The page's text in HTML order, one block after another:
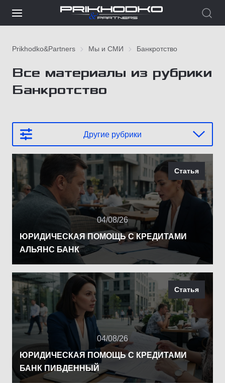
Prikhodko&Partners Мы и СМИ Банкротство
Все материалы из рубрики
Банкротство
Другие рубрики
Статья
04/08/26
ЮРИДИЧЕСКАЯ ПОМОЩЬ С КРЕДИТАМИ
АЛЬЯНС БАНК
Статья
04/08/26
ЮРИДИЧЕСКАЯ ПОМОЩЬ С КРЕДИТАМИ
БАНК ПИВДЕННЫЙ